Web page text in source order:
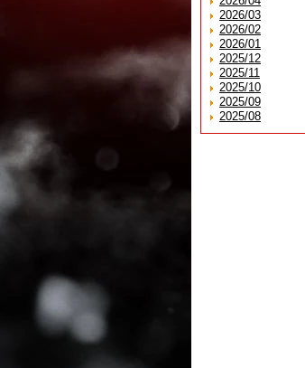
2026/03
2026/02
2026/01
2025/12
2025/11
2025/10
2025/09
2025/08